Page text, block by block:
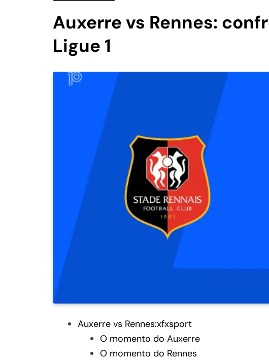
Auxerre vs Rennes:
Ligue 1
Auxerre vs Rennes:xfxsport
O momento do Auxerre
O momento do Rennes